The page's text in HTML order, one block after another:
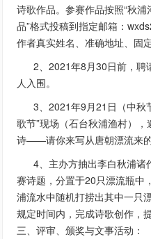
诗歌作品。参赛作品按照“秋
品”格式投稿到指定邮箱：
作者真实姓名、准确地址、固
2、2021年8月30日前，聘
人入围。
3、2021年9月21日（中秋
歌节”现场（石台秋浦渔村）
诗——请你来写从唐朝漂流来的
4、主办方抽出李白秋浦诸
赛诗题，分置于20只漂流瓶中
浦流水中随机打捞出其中一只
规定时间内，完成诗歌创作，
三、评审、颁奖与文事活动：